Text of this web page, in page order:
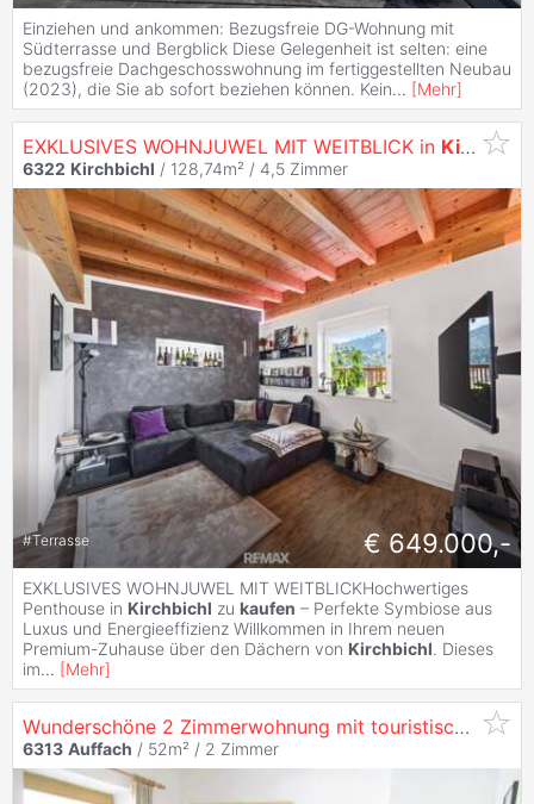
Einziehen und ankommen: Bezugsfreie DG-Wohnung mit
Südterrasse und Bergblick Diese Gelegenheit ist selten: eine
bezugsfreie Dachgeschosswohnung im fertiggestellten Neubau
(2023), die Sie ab sofort beziehen können. Kein... [Mehr]
EXKLUSIVES WOHNJUWEL MIT WEITBLICK in Kirchbichl
6322 Kirchbichl / 128,74m² / 4,5 Zimmer
#Terrasse € 649.000,-
EXKLUSIVES WOHNJUWEL MIT WEITBLICKHochwertiges
Penthouse in Kirchbichl zu kaufen – Perfekte Symbiose aus
Luxus und Energieeffizienz Willkommen in Ihrem neuen
Premium-Zuhause über den Dächern von Kirchbichl. Dieses
im... [Mehr]
Wunderschöne 2 Zimmerwohnung mit touristischer Widmung für Kapitalanleger und zur Eigennutzung
6313 Auffach / 52m² / 2 Zimmer